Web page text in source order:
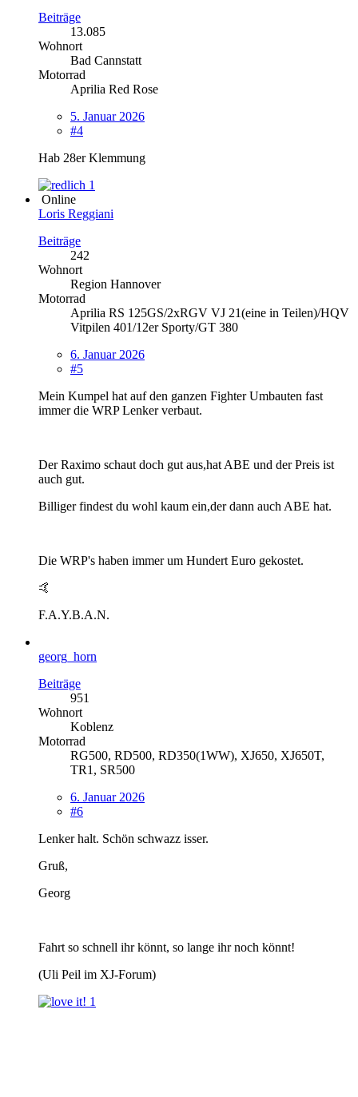
Beiträge
13.085
Wohnort
Bad Cannstatt
Motorrad
Aprilia Red Rose
5. Januar 2026
#4
Hab 28er Klemmung
1
Online
Loris Reggiani
Beiträge
242
Wohnort
Region Hannover
Motorrad
Aprilia RS 125GS/2xRGV VJ 21(eine in Teilen)/HQV
Vitpilen 401/12er Sporty/GT 380
6. Januar 2026
#5
Mein Kumpel hat auf den ganzen Fighter Umbauten fast
immer die WRP Lenker verbaut.
Der Raximo schaut doch gut aus,hat ABE und der Preis ist
auch gut.
Billiger findest du wohl kaum ein,der dann auch ABE hat.
Die WRP's haben immer um Hundert Euro gekostet.
🤙
F.A.Y.B.A.N.
georg_horn
Beiträge
951
Wohnort
Koblenz
Motorrad
RG500, RD500, RD350(1WW), XJ650, XJ650T,
TR1, SR500
6. Januar 2026
#6
Lenker halt. Schön schwazz isser.
Gruß,
Georg
Fahrt so schnell ihr könnt, so lange ihr noch könnt!
(Uli Peil im XJ-Forum)
1